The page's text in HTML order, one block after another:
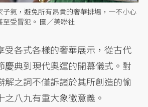
氣，避免所有昂貴的奢華排場，一不小心
受冒犯。 圖／美聯社
受各式各樣的奢華展示，從古代
慶典到現代奧運的開幕儀式。對
解之詞不僅訴諸於其所創造的愉
之八九有重大象徵意義。